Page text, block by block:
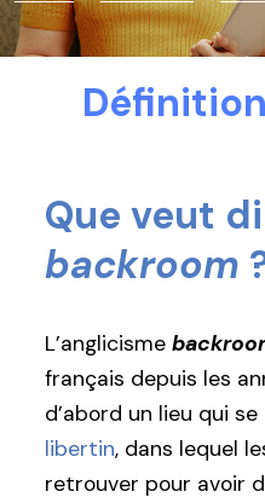
Définition
Que veut
backroom
L’anglicisme
français depuis les
d’abord un lieu qui
libertin, dans lequel
retrouver pour avoir